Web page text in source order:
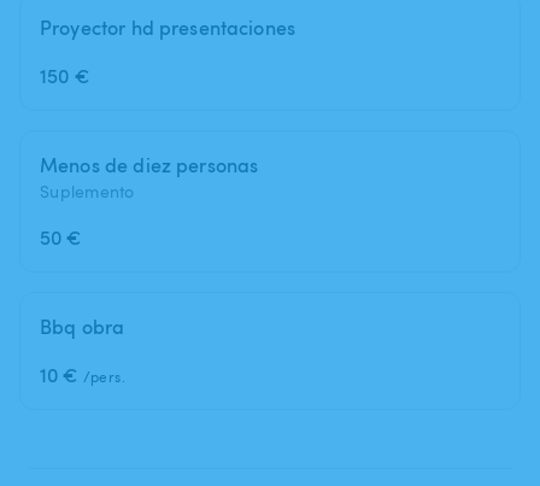
Proyector hd presentaciones
150 €
Menos de diez personas
Suplemento
50 €
Bbq obra
10 € /pers.